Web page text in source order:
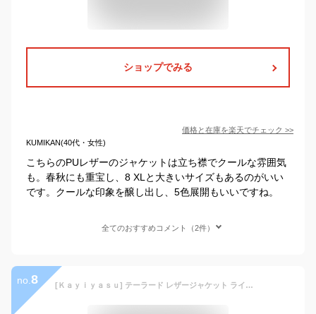
ショップでみる
価格と在庫を楽天でチェック >>
KUMIKAN(40代・女性)
こちらのPUレザーのジャケットは立ち襟でクールな雰囲気
も。春秋にも重宝し、8 XLと大きいサイズもあるのがいい
です。クールな印象を醸し出し、5色展開もいいですね。
全てのおすすめコメント（2件）
no. 8 [Ｋａｙｉｙａｓｕ] テーラード レザージャケット ライトアウター メンズ ジャケット PU革ジャン ブルゾン アウター コート ライダースジャケット ビジネス カジュアル 秋冬 防風 大きいサイズ(L ブラック)